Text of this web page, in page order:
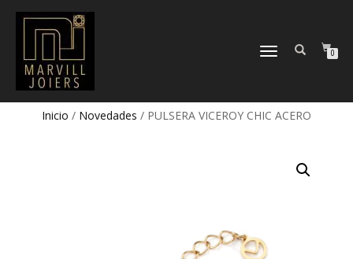
TOGGLE
0
Inicio / Novedades / PULSERA VICEROY CHIC ACERO